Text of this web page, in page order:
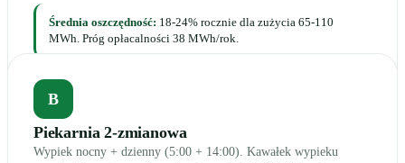
Średnia oszczędność: 18-24% rocznie dla zużycia 65-110
MWh. Próg opłacalności 38 MWh/rok.
B
Piekarnia 2-zmianowa
Wypiek nocny + dzienny (5:00 + 14:00). Kawałek wypieku